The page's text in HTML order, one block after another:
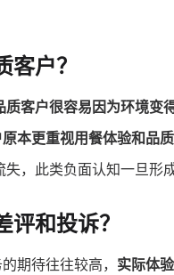
客户？
质客户很容易因为环境变
本更重视用餐体验和品
，此类负面认知一旦形
评和投诉？
期待往往较高， 实际体